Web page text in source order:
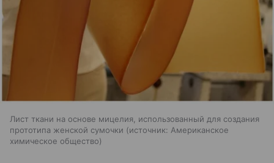
Лист ткани на основе мицелия, использованный для создания
прототипа женской сумочки
источник: Американское
химическое общество